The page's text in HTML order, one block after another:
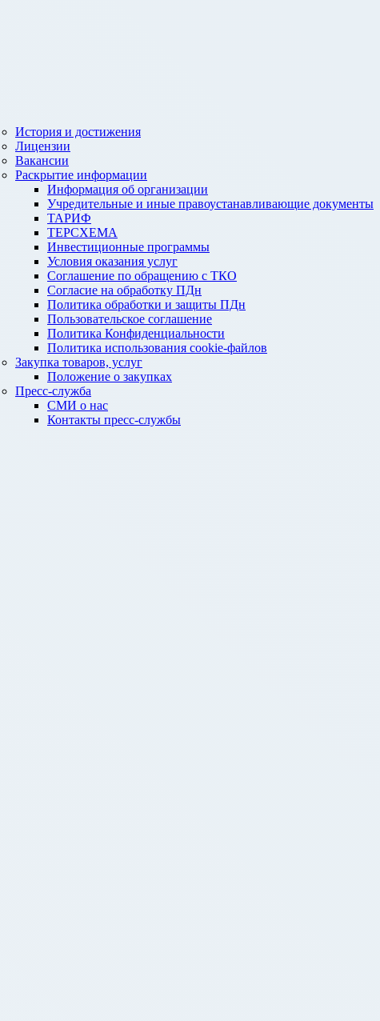
История и достижения
Лицензии
Вакансии
Раскрытие информации
Информация об организации
Учредительные и иные правоустанавливающие документы
ТАРИФ
ТЕРСХЕМА
Инвестиционные программы
Условия оказания услуг
Соглашение по обращению с ТКО
Согласие на обработку ПДн
Политика обработки и защиты ПДн
Пользовательское соглашение
Политика Конфиденциальности
Политика использования cookie-файлов
Закупка товаров, услуг
Положение о закупках
Пресс-служба
СМИ о нас
Контакты пресс-службы